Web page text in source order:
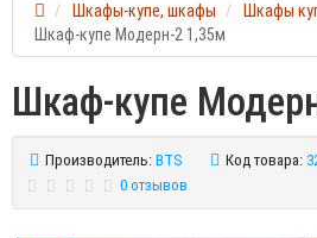
Шкафы-купе, шкафы
Шкафы
Шкаф-купе Модерн-2 1,35м
Шкаф-купе
Производитель: BTS Код товара:
0 отзывов